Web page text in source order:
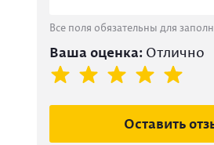
Все поля обязательны для
Ваша оценка: Отлично
Оставить